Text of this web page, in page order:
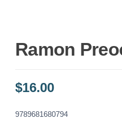
Ramon
$16.00
9789681680794